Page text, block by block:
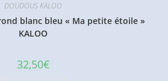
DOUDOUS KALOO
blanc bleu « Ma petite étoile »
KALOO
32,50€